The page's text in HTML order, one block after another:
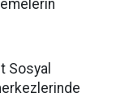
Sosyal